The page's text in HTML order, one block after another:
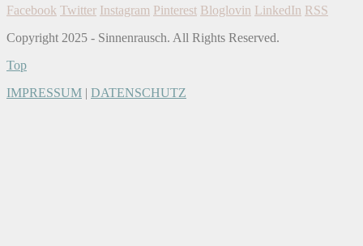
Facebook Twitter Instagram Pinterest Bloglovin LinkedIn RSS
Copyright 2025 - Sinnenrausch. All Rights Reserved.
Top
IMPRESSUM | DATENSCHUTZ